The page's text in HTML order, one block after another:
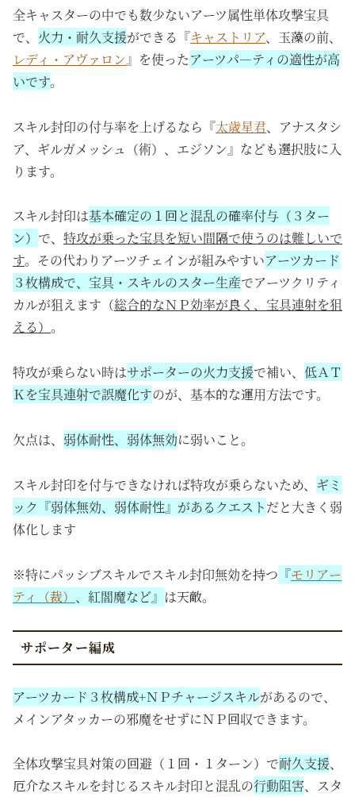
全キャスターの中でも数少ないアーツ属性単体攻撃宝具
で、 火力・耐久支援ができる『キャストリア、玉藻の前、
レディ・アヴァロン』を使ったアーツパ―ティの適性が高
いです。
スキル封印の付与率を上げるなら『太歳星君、アナスタシ
ア、ギルガメッシュ（術）、エジソン』なども選択肢に入
ります。
スキル封印は基本確定の１回と混乱の確率付与（３ター
ン） で、 特攻が乗った宝具を短い間隔で使うのは難しいで
す。その代わりアーツチェインが組みやすいアーツカード
３枚構成で、宝具・スキルのスター生産でアーツクリティ
カルが狙えます（総合的なＮＰ効率が良く、宝具連射を狙
える） 。
特攻が乗らない時はサポーターの火力支援で補い、 低ＡＴ
Ｋを宝具連射で誤魔化すのが、基本的な運用方法です。
欠点は、 弱体耐性、弱体無効に弱いこと。
スキル封印を付与できなければ特攻が乗らないため、 ギミ
ック『弱体無効、弱体耐性』があるクエストだと大きく弱
体化します
※特にパッシブスキルでスキル封印無効を持つ 『モリアー
ティ（裁） 、紅閻魔など』 は天敵。
サポーター編成
アーツカード３枚構成+ＮＰチャージスキルがあるので、
メインアタッカーの邪魔をせずにＮＰ回収できます。
全体攻撃宝具対策の回避（１回・１ターン）で耐久支援、
厄介なスキルを封じるスキル封印と混乱の行動阻害、スタ